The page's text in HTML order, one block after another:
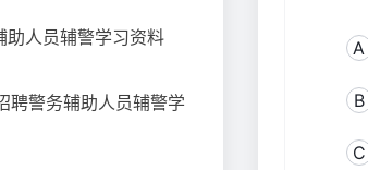
助人员辅警学习资料
聘警务辅助人员辅警学
A
B
C